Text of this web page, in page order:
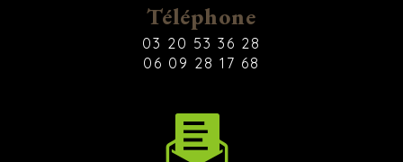
Téléphone
03 20 53 36 28
06 09 28 17 68